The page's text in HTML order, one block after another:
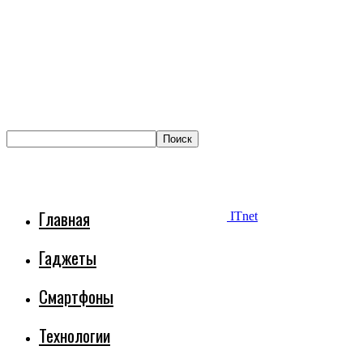
ITnet
Главная
Гаджеты
Смартфоны
Технологии